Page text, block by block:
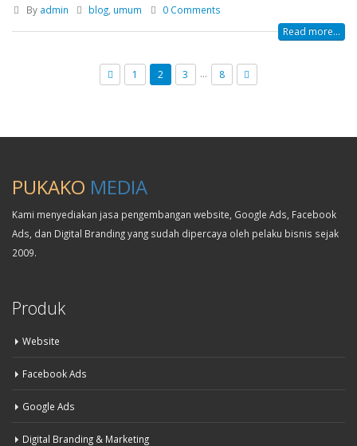
By admin blog umum 0 Comments
Read more...
1 2 3 … 8
PUKAKO MEDIA
Kami menyediakan jasa pengembangan website, Google Ads, Facebook
Ads, dan Digital Branding yang sudah dipercaya oleh pelaku bisnis sejak
2009.
Produk
Website
Facebook Ads
Google Ads
Digital Branding & Marketing